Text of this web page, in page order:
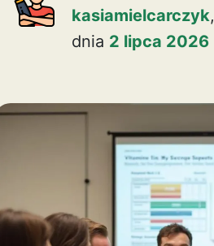
kasiamielcarczyk,
dnia 2 lipca 2026